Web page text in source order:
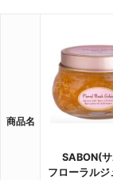
商品名
SABON(
フローラルジ